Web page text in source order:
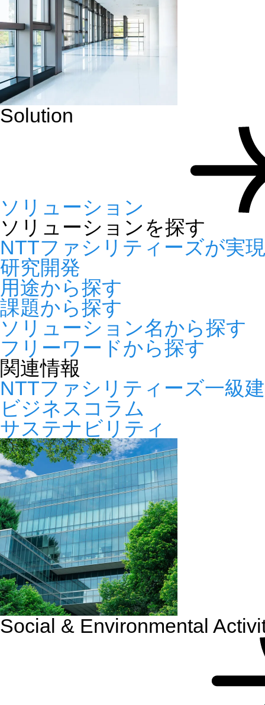
Solution
ソリューション
ソリューションを探す
NTTファシリティーズが実
研究開発
用途から探す
課題から探す
ソリューション名から探す
フリーワードから探す
関連情報
NTTファシリティーズ一級
ビジネスコラム
サステナビリティ
Social & Environmental